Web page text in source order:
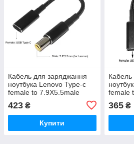
Кабель для заряджання
ноутбука Lenovo Type-c
female to 7.9X5.5male
штекер) PD100W
423 ₴
Купити
female
365₴